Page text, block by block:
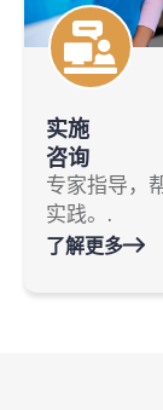
实施
咨询
专家指导，
实践。.
了解更多